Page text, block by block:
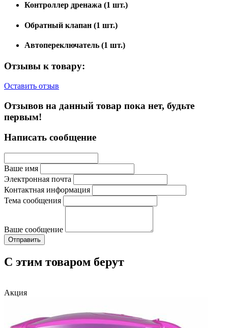
Контроллер дренажа (1 шт.)
Обратный клапан (1 шт.)
Автопереключатель (1 шт.)
Отзывы к товару:
Оставить отзыв
Отзывов на данный товар пока нет, будьте
первым!
Написать сообщение
Ваше имя
Электронная почта
Контактная информация
Тема сообщения
Ваше сообщение
С этим товаром берут
Акция